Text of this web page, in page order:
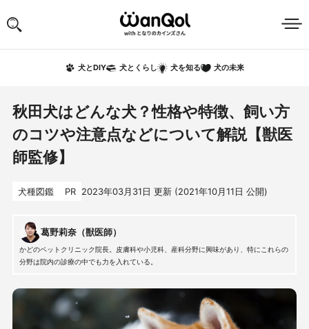
犬とDIY 犬とくらし 犬を知る 犬の未来
秋田犬はどんな犬？性格や特徴、飼い方
のコツや注意点などについて解説【獣医
師監修】
犬種図鑑 PR 2023年03月31日 更新 (2021年10月11日 公開)
葛野莉奈（獣医師）
かどのペットクリニック院長。皮膚科や小児科、産科分野に興味があり、特にこれらの
分野は院内の診療の中でも力を入れている。